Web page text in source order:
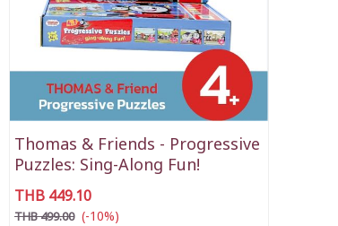
Thomas & Friends - Progressive
Puzzles: Sing-Along Fun!
THB 449.10
THB 499.00 (-10%)